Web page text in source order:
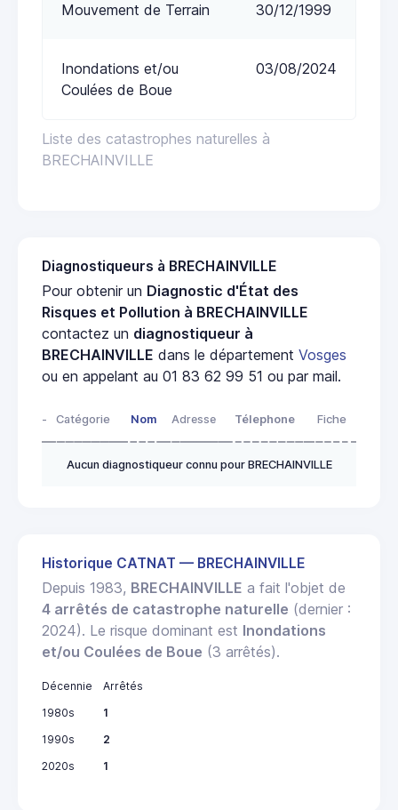
Liste des catastrophes naturelles à
BRECHAINVILLE
Mouvement de Terrain 30/12/1999
Inondations et/ou
Coulées de Boue
03/08/2024
Diagnostiqueurs à BRECHAINVILLE
Pour obtenir un Diagnostic d'État des
Risques et Pollution à BRECHAINVILLE
contactez un diagnostiqueur à
BRECHAINVILLE dans le département Vosges
ou en appelant au 01 83 62 99 51 ou par mail.
- Catégorie Nom Adresse Télephone Fiche
Aucun diagnostiqueur connu pour BRECHAINVILLE
Historique CATNAT — BRECHAINVILLE
Depuis 1983, BRECHAINVILLE a fait l'objet de
4 arrêtés de catastrophe naturelle (dernier :
2024). Le risque dominant est Inondations
et/ou Coulées de Boue (3 arrêtés).
Décennie
Arrêtés
1980s
1
1990s
2
2020s
1